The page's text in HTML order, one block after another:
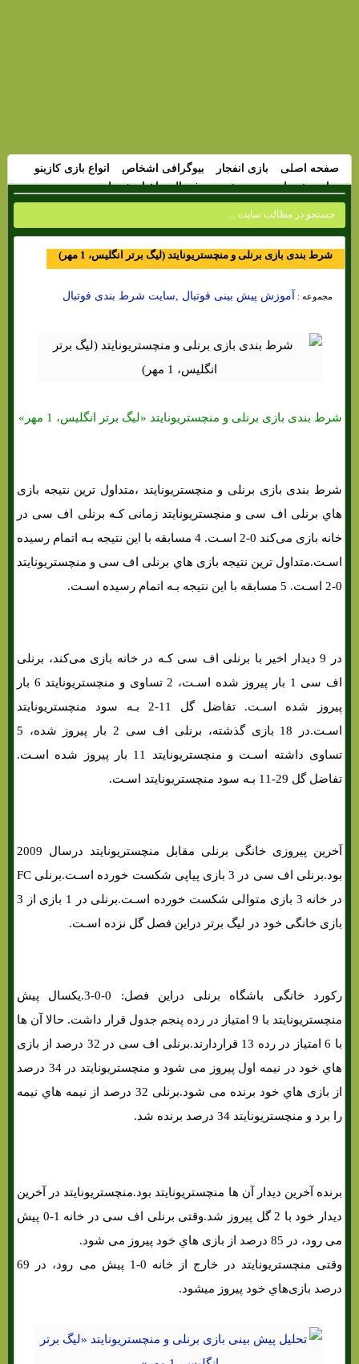
صفحه اصلی بازی انفجار بیوگرافی اشخاص
انواع بازی کازینو
سایت شرط بندی
پیش بینی فوتبال اخبار شرط بندی
شرط بندی بازی برنلی و منچستریونایتد (لیگ برتر انگلیس، 1 مهر)
مجموعه : آموزش پیش بینی فوتبال ,سایت شرط بندی فوتبال
شرط بندی بازی برنلی و منچستریونایتد «لیگ برتر انگلیس، 1 مهر»
شرط بندی بازی برنلی و منچستریونایتد ،متداول ترین نتیجه بازی
هاي‌ برنلی اف سی و منچستریونایتد زمانی کـه برنلی اف سی در
خانه بازی می‌کند 0-2 اسـت. 4 مسابقه با این نتیجه بـه اتمام رسیده
اسـت.متداول ترین نتیجه بازی هاي‌ برنلی اف سی و منچستریونایتد
0-2 اسـت. 5 مسابقه با این نتیجه بـه اتمام رسیده اسـت.
در 9 دیدار اخیر با برنلی اف سی کـه در خانه بازی می‌کند، برنلی
اف سی 1 بار پیروز شده اسـت، 2 تساوی و منچستریونایتد 6 بار
پیروز شده اسـت. تفاضل گل 11-2 بـه سود منچستریونایتد
اسـت.در 18 بازی گذشته، برنلی اف سی 2 بار پیروز شده، 5
تساوی داشته اسـت و منچستریونایتد 11 بار پیروز شده اسـت.
تفاضل گل 29-11 بـه سود منچستریونایتد اسـت.
آخرین پیروزی خانگی برنلی مقابل منچستریونایتد درسال 2009
بود.برنلی اف سی در 3 بازی پیاپی شکست خورده اسـت.برنلی FC
در خانه 3 بازی متوالی شکست خورده اسـت.برنلی در 1 بازی از 3
بازی خانگی خود در لیگ برتر دراین فصل گل نزده اسـت.
رکورد خانگی باشگاه برنلی دراین فصل: 0-0-3.یکسال پیش
منچستریونایتد با 9 امتیاز در رده پنجم جدول قرار داشت. حالا آن ها
با 6 امتیاز در رده 13 قراردارند.برنلی اف سی در 32 درصد از بازی
هاي‌ خود در نیمه اول پیروز می شود و منچستریونایتد در 34 درصد
از بازی هاي‌ خود برنده می شود.برنلی 32 درصد از نیمه هاي‌ نیمه
را برد و منچستریونایتد 34 درصد برنده شد.
برنده آخرین دیدار آن ها منچستریونایتد بود.منچستریونایتد در آخرین
دیدار خود با 2 گل پیروز شد.وقتی برنلی اف سی در خانه 1-0 پیش
می رود، در 85 درصد از بازی هاي‌ خود پیروز می شود.
وقتی منچستریونایتد در خارج از خانه 0-1 پیش می رود، در 69
درصد بازی‌هاي‌ خود پیروز میشود.